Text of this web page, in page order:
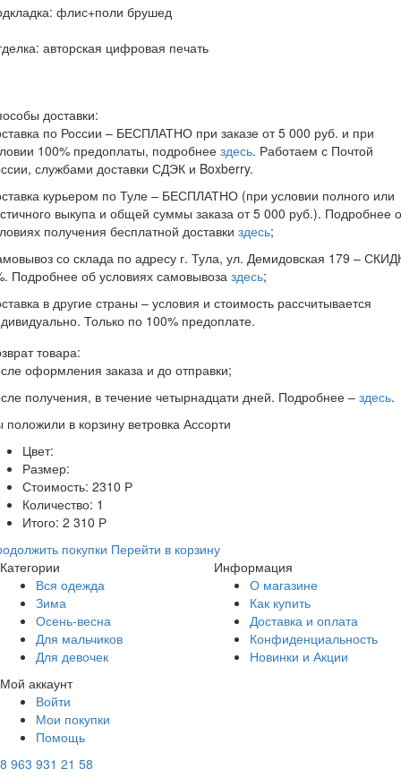
флис+поли брушед
авторская цифровая печать
доставки:
по России – БЕСПЛАТНО при заказе от 5 000 руб. и при
100% предоплаты, подробнее здесь. Работаем с Почтой
службами доставки СДЭК и Boxberry.
курьером по Туле – БЕСПЛАТНО (при условии полного или
выкупа и общей суммы заказа от 5 000 руб.). Подробнее
получения бесплатной доставки здесь;
со склада по адресу г. Тула, ул. Демидовская 179 –
Подробнее об условиях самовывоза здесь;
в другие страны – условия и стоимость рассчитывается
Только по 100% предоплате.
товара:
оформления заказа и до отправки;
получения, в течение четырнадцати дней. Подробнее – здесь.
положили в корзину ветровка Ассорти
Цвет:
Размер:
Стоимость: 2310 Р
Количество: 1
Итого: 2 310 Р
покупки Перейти в корзину
Категории
Вся одежда
Зима
Осень-весна
Для мальчиков
Для девочек
Информация
О магазине
Как купить
Доставка и оплата
Конфиденциальность
Новинки и Акции
Мой аккаунт
Войти
Мои покупки
Помощь
8 963 931 21 58